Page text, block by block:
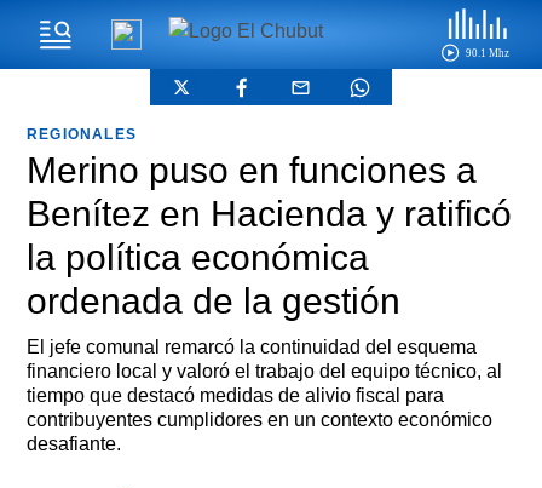
90.1 Mhz
REGIONALES
Merino puso en funciones a
Benítez en Hacienda y ratificó
la política económica
ordenada de la gestión
El jefe comunal remarcó la continuidad del esquema
financiero local y valoró el trabajo del equipo técnico, al
tiempo que destacó medidas de alivio fiscal para
contribuyentes cumplidores en un contexto económico
desafiante.